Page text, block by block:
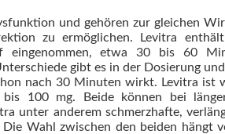
und gehören zur gleichen
zu ermöglichen. Levitra
eingenommen, etwa 30 bis 60
gibt es in der Dosierung
nach 30 Minuten wirkt. Levitra ist
100 mg. Beide können bei
unter anderem schmerzhafte,
Wahl zwischen den beiden hängt